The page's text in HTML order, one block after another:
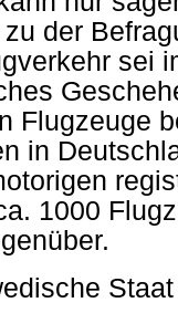
der
sei
Flugzeuge
in
1000